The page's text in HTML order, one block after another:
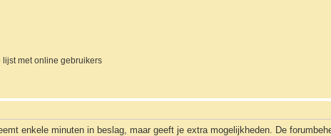
met online gebruikers
enkele minuten in beslag, maar geeft je extra mogelijkheden. De